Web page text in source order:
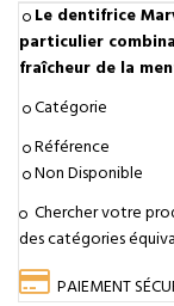
Le dentifrice
particulier
fraîcheur de la
Catégorie
Référence
Non Disponible
Chercher votre
des catégories
PAIEMENT